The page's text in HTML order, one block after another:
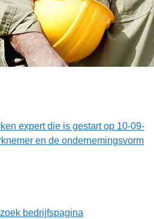
expert die is gestart op 10-09-
en de ondernemingsvorm
bedrijfspagina